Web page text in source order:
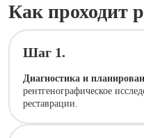
Как проходит
Шаг 1.
Диагностика и
рентгенографическое
реставрации.